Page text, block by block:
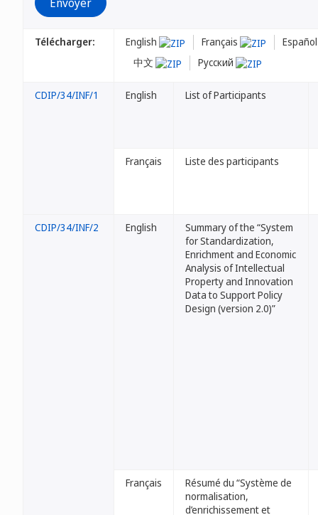
Télécharger: English Français
中文
Русский
CDIP/34/INF/1 English List of Participants
Français Liste des participants
CDIP/34/INF/2 English
Summary of the “System
for Standardization,
Enrichment and Economic
Analysis of Intellectual
Property and Innovation
Data to Support Policy
Design (version 2.0)”
Français
Résumé du “Système de
normalisation,
d’enrichissement et